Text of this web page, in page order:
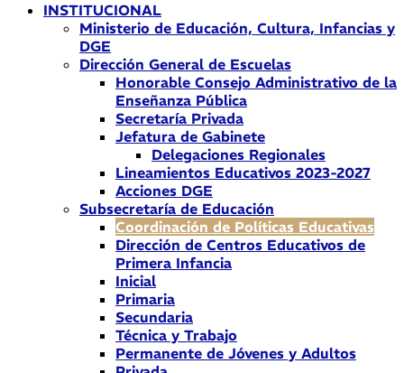
INSTITUCIONAL
Ministerio de Educación, Cultura, Infancias y
DGE
Dirección General de Escuelas
Honorable Consejo Administrativo de la
Enseñanza Pública
Secretaría Privada
Jefatura de Gabinete
Delegaciones Regionales
Lineamientos Educativos 2023-2027
Acciones DGE
Subsecretaría de Educación
Coordinación de Políticas Educativas
Dirección de Centros Educativos de
Primera Infancia
Inicial
Primaria
Secundaria
Técnica y Trabajo
Permanente de Jóvenes y Adultos